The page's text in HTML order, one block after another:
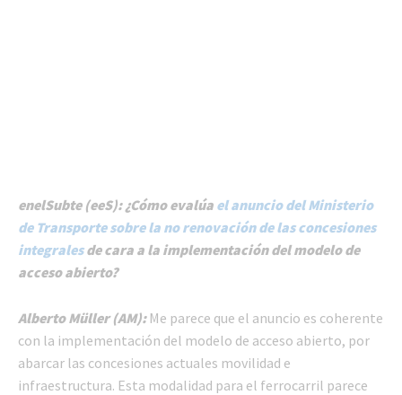
enelSubte (eeS): ¿Cómo evalúa el anuncio del Ministerio
de Transporte sobre la no renovación de las concesiones
integralesde cara a la implementación del modelo de
acceso abierto?
Alberto Müller (AM):Me parece que el anuncio es coherente
con la implementación del modelo de acceso abierto, por
abarcar las concesiones actuales movilidad e
infraestructura. Esta modalidad para el ferrocarril parece